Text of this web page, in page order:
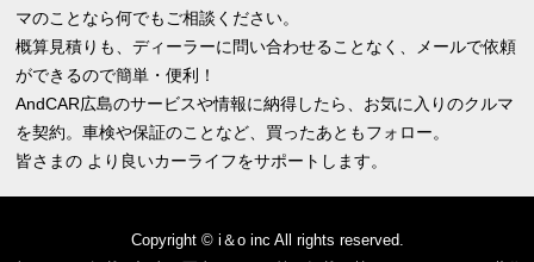
マのことなら何でもご相談ください。
概算見積りも、ディーラーに問い合わせることなく、メールで依頼
ができるので簡単・便利！
AndCAR広島のサービスや情報に納得したら、お気に入りのクルマ
を契約。車検や保証のことなど、買ったあともフォロー。
皆さまの より良いカーライフをサポートします。
Copyright © i＆o inc All rights reserved.